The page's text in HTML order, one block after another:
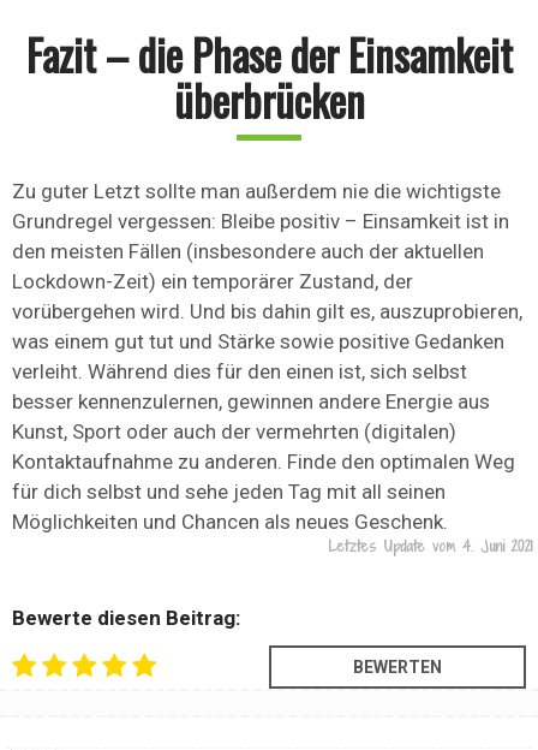
Fazit – die Phase der Einsamkeit
überbrücken
Zu guter Letzt sollte man außerdem nie die wichtigste
Grundregel vergessen: Bleibe positiv – Einsamkeit ist in
den meisten Fällen (insbesondere auch der aktuellen
Lockdown-Zeit) ein temporärer Zustand, der
vorübergehen wird. Und bis dahin gilt es, auszuprobieren,
was einem gut tut und Stärke sowie positive Gedanken
verleiht. Während dies für den einen ist, sich selbst
besser kennenzulernen, gewinnen andere Energie aus
Kunst, Sport oder auch der vermehrten (digitalen)
Kontaktaufnahme zu anderen. Finde den optimalen Weg
für dich selbst und sehe jeden Tag mit all seinen
Möglichkeiten und Chancen als neues Geschenk.
Letztes Update vom 4. Juni 2021
Bewerte diesen Beitrag: